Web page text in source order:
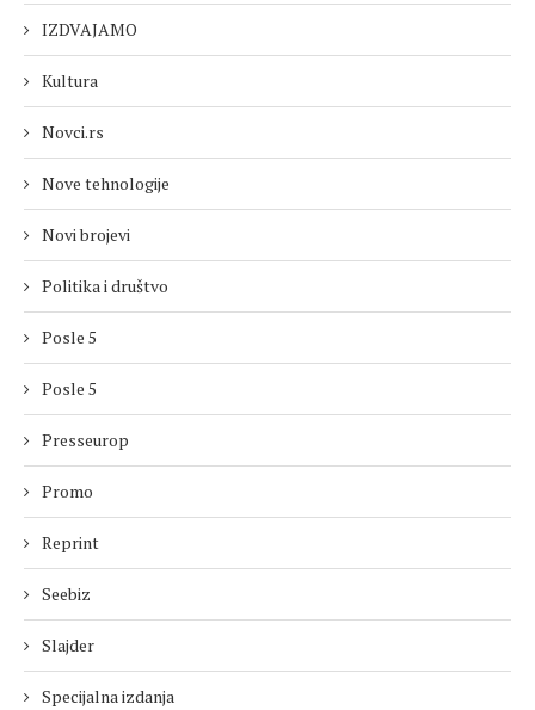
IZDVAJAMO
Kultura
Novci.rs
Nove tehnologije
Novi brojevi
Politika i društvo
Posle 5
Posle 5
Presseurop
Promo
Reprint
Seebiz
Slajder
Specijalna izdanja